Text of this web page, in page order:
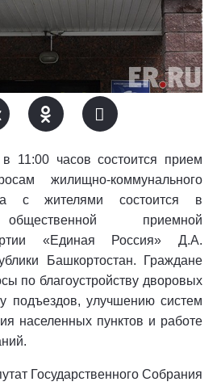
11:00 часов состоится прием
жилищно-коммунального
с жителями состоится в
приемной
«Единая Россия» Д.А.
Башкортостан. Граждане
по благоустройству дворовых
подъездов, улучшению систем
населенных пунктов и работе
Государственного Собрания